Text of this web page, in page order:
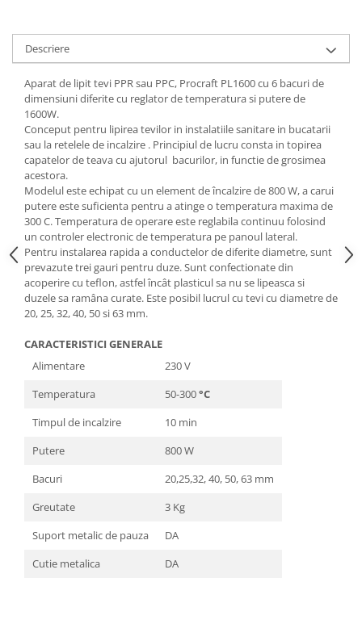
Incubatoare, oparitoare si
deplumatoare
Echipamente pentru animale
Aparate de tuns animale
Piese si accesorii aparate de tuns
animale
Tarcuri animale
Semanatori
Masini batut stalpi si accesorii
Roabe & accesorii
Casute gradina si cutii depozitare
Mobilier gradina
Corturi, Prelate si plase de
Teascuri
Zdrobitoare electrice
Zdrobitoare electrice & manuale
Masini de cusut si accesorii
Articole antidaunatori gradina
Sere si solarii
Suflante si aspiratoare exterior
Descriere
Aparat de lipit tevi PPR sau PPC, Procraft PL1600cu 6 bacuri de
dimensiuni diferite cu reglator de temperatura si putere de
1600W.
Conceput pentru lipirea tevilor in instalatiile sanitare in bucatarii
sau la retelele de incalzire . Principiul de lucru consta in topirea
capatelor de teava cu ajutorul bacurilor, in functie de grosimea
acestora.
Modelul este echipat cu un element de încalzire de 800 W, a carui
putere este suficienta pentru a atinge o temperatura maxima de
300 C. Temperatura de operare este reglabila continuu folosind
un controler electronic de temperatura pe panoul lateral.
Pentru instalarea rapida a conductelor de diferite diametre, sunt
prevazute trei gauri pentru duze. Sunt confectionate din
acoperire cu teflon, astfel încât plasticul sa nu se lipeasca si
duzele sa ramâna curate. Este posibil lucrul cu tevi cu diametre de
20, 25, 32, 40, 50 si 63 mm.
CARACTERISTICI GENERALE
Alimentare
230 V
Temperatura
50-300°C
Timpul de incalzire
10 min
Putere
800 W
Bacuri
20,25,32, 40, 50, 63 mm
Greutate
3 Kg
Suport metalic de pauza
DA
Cutie metalica
DA